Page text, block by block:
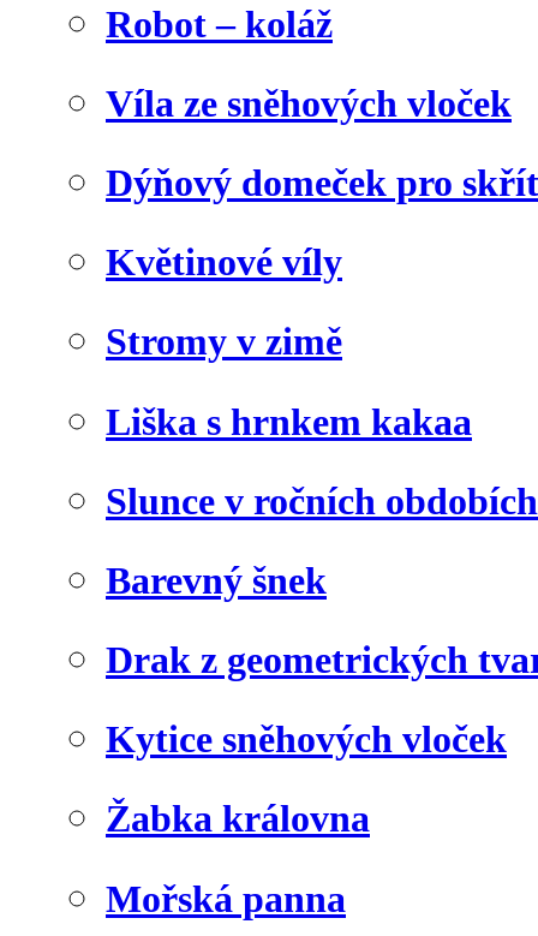
Robot – koláž
Víla ze sněhových vloček
Dýňový domeček pro
Květinové víly
Stromy v zimě
Liška s hrnkem kakaa
Slunce v ročních obdobích
Barevný šnek
Drak z geometrických
Kytice sněhových vloček
Žabka královna
Mořská panna